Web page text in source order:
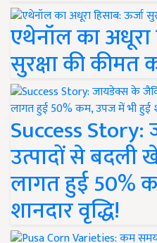
एथेनॉल का अधूरा
सुरक्षा की कीमत
Success
उत्पादों से बदली
लागत हुई 50%
शानदार वृद्धि!